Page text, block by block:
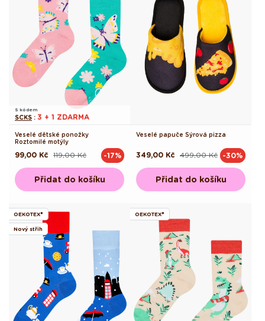
S kódem
SCKS : 3 + 1 ZDARMA
Veselé dětské ponožky
Roztomilé motýly
Běžná
119,00 Kč
Výprodejová
99,00 Kč -17%
Přidat do košíku
Veselé papuče Sýrová pizza
Běžná
499,00 Kč
Výprodejová
349,00 Kč -30%
Přidat do košíku
OEKOTEX®
Nový střih
OEKOTEX®